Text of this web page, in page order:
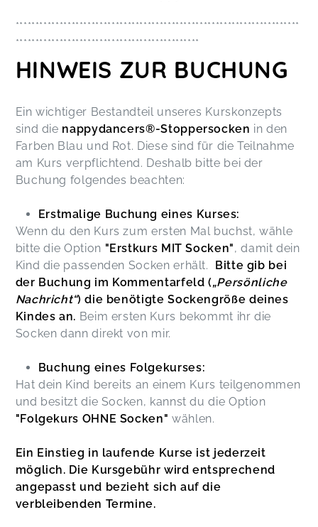
***********************************************************************
**********************************************
HINWEIS ZUR BUCHUNG
Ein wichtiger Bestandteil unseres Kurskonzepts
sind die nappydancers®-Stoppersocken in den
Farben Blau und Rot. Diese sind für die Teilnahme
am Kurs verpflichtend. Deshalb bitte bei der
Buchung folgendes beachten:
Erstmalige Buchung eines Kurses:
Wenn du den Kurs zum ersten Mal buchst, wähle
bitte die Option "Erstkurs MIT Socken", damit dein
Kind die passenden Socken erhält. Bitte gib bei
der Buchung im Kommentarfeld („Persönliche
Nachricht“) die benötigte Sockengröße deines
Kindes an. Beim ersten Kurs bekommt ihr die
Socken dann direkt von mir.
Buchung eines Folgekurses:
Hat dein Kind bereits an einem Kurs teilgenommen
und besitzt die Socken, kannst du die Option
"Folgekurs OHNE Socken" wählen.
Ein Einstieg in laufende Kurse ist jederzeit
möglich. Die Kursgebühr wird entsprechend
angepasst und bezieht sich auf die
verbleibenden Termine.